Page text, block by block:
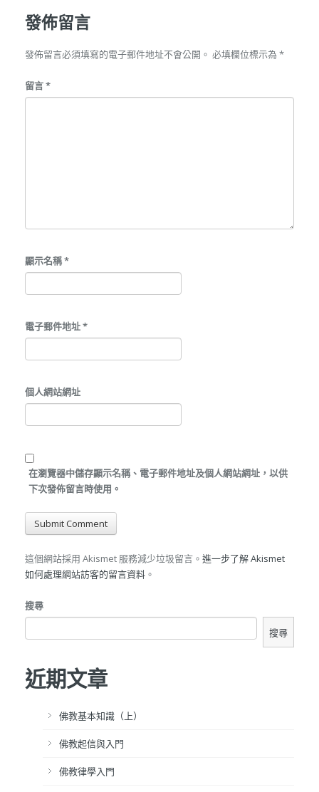
發佈留言
發佈留言必須填寫的電子郵件地址不會公開。 必填欄位標示為 *
留言*
顯示名稱*
電子郵件地址*
個人網站網址
在瀏覽器中儲存顯示名稱、電子郵件地址及個人網站網址，以供
下次發佈留言時使用。
這個網站採用 Akismet 服務減少垃圾留言。 進一步了解 Akismet
如何處理網站訪客的留言資料 。
搜尋
搜尋
近期文章
佛教基本知識（上）
佛教起信與入門
佛教律學入門